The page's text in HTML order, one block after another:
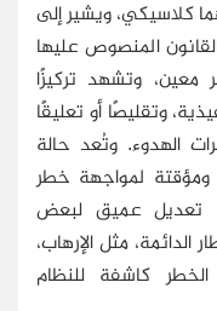
كلاسيكي، ويشير إلى
المنصوص عليها
وتشهد تركيزًا
وتقليصًا أو تعليقًا
الهدوء. وتُعد حالة
ومؤقتة لمواجهة خطر
تعديل عميق لبعض
الدائمة، مثل الإرهاب،
الخطر كاشفة للنظام